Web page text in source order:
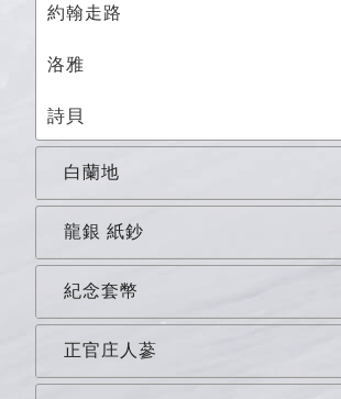
約翰走路
洛雅
詩貝
白蘭地
龍銀 紙鈔
紀念套幣
正官庄人蔘